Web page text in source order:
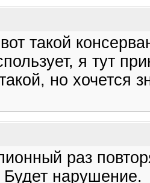
такой
я тут
но хочется
раз
нарушение.